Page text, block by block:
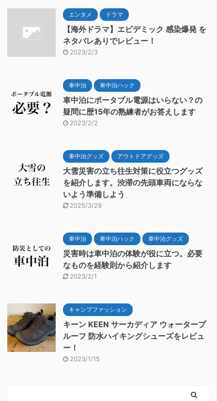
エンタメ ドラマ
【海外ドラマ】エピデミック 感染爆発 を
ネタバレありでレビュー！
2023/2/3
車中泊 車中泊ハック
車中泊にポータブル電源はいらない？の
疑問に歴15年の熟練者がお答えします
2023/2/2
車中泊グッズ アウトドアグッズ
大雪災害の立ち往生対策に役立つグッズ
を紹介します。渋滞の先頭車両にならな
いよう準備しよう
2025/3/29
車中泊 車中泊ハック 車中泊グッズ
災害時は車中泊の体験が役に立つ。必要
なものを経験則から紹介します
2023/2/1
キャンプファッション
キーン KEEN サーカディア ウォータープ
ルーフ 防水ハイキングシューズをレビュ
ー！
2023/1/15